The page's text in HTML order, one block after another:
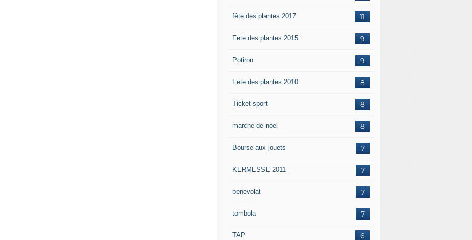
11
fête des plantes 2017
9
Fete des plantes 2015
9
Potiron
8
Fete des plantes 2010
8
Ticket sport
8
marche de noel
7
Bourse aux jouets
7
KERMESSE 2011
7
benevolat
7
tombola
6
TAP